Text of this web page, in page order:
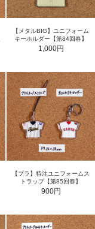
【メタルBIG】ユニフォーム
キーホルダー【第84回春】
1,000円
【プラ】特注ユニフォームス
トラップ【第85回春】
900円